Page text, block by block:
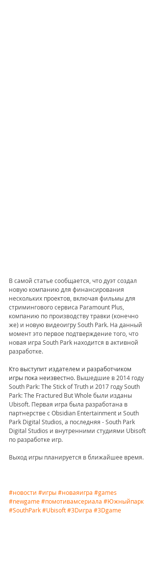
В самой статье сообщается, что дуэт создал
новую компанию для финансирования
нескольких проектов, включая фильмы для
стримингового сервиса Paramount Plus,
компанию по производству травки (конечно
же) и новую видеоигру South Park. На данный
момент это первое подтверждение того, что
новая игра South Park находится в активной
разработке.
Кто выступит издателем и разработчиком
игры пока неизвестно. Вышедшие в 2014 году
South Park: The Stick of Truth и 2017 году South
Park: The Fractured But Whole были изданы
Ubisoft. Первая игра была разработана в
партнерстве с Obsidian Entertainment и South
Park Digital Studios, а последняя - South Park
Digital Studios и внутренними студиями Ubisoft
по разработке игр.
Выход игры планируется в ближайшее время.
#новости #игры#новаяигра #games
#newgame#помотивамсериала #Южныйпарк
#SouthPark#Ubisoft#3Dигра #3Dgame